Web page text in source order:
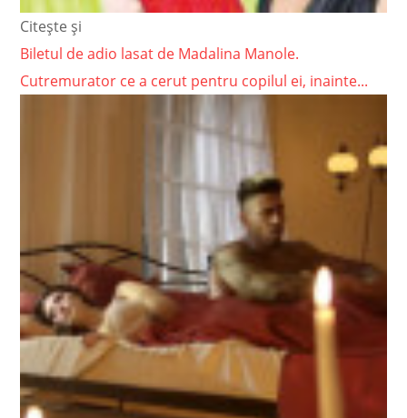
Citește și
Biletul de adio lasat de Madalina Manole.
Cutremurator ce a cerut pentru copilul ei, inainte...